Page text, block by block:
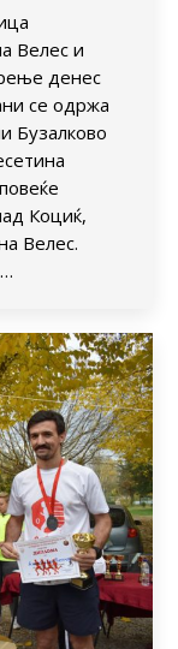
Велес и
денес
се одржа
Бузалково
Коциќ,
Велес.